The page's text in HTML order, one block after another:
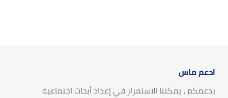
ادعم ماس
بدعمكم ، يمكننا الاستمرار في إعداد أبحاث اجتماعية